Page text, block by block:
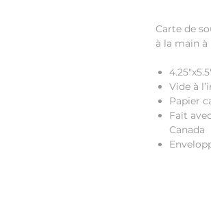
Carte de
à la main à
Vide à
Papier
Fait
Canada